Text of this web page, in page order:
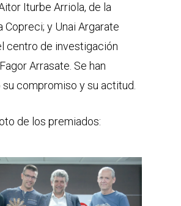
Iturbe Arriola, de la
Copreci; y Unai Argarate
centro de investigación
Arrasate. Se han
compromiso y su actitud.
de los premiados: